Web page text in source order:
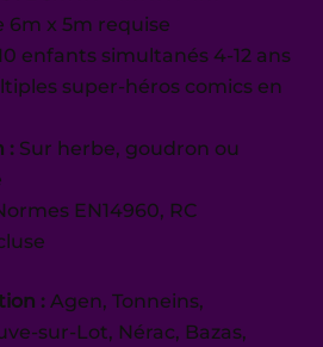
6m x 5m requise
enfants simultanés 4-12 ans
super-héros comics en
: Sur herbe, goudron ou
EN14960, RC
: Agen, Tonneins,
sur-Lot, Nérac, Bazas,